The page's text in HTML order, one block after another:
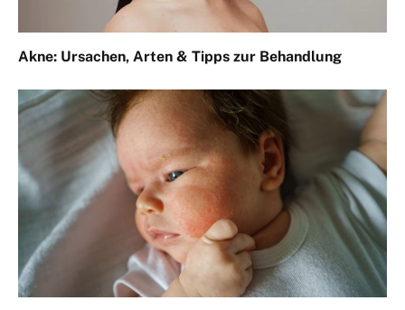
Akne: Ursachen, Arten & Tipps zur Behandlung